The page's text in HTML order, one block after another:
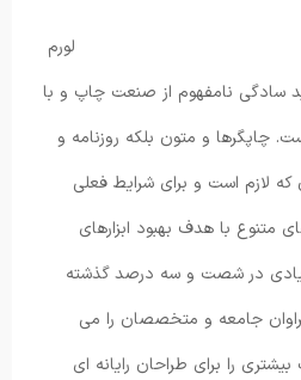
لورم
سادگی نامفهوم از صنعت چاپ و با
چاپگرها و متون بلکه روزنامه و
لازم است و برای شرایط فعلی
متنوع با هدف بهبود ابزارهای
زیادی در شصت و سه درصد گذشته
جامعه و متخصصان را می
را برای طراحان رایانه ای